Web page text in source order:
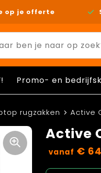
op je offerte
Promo- en
rugzakken Active
Active
vanaf €